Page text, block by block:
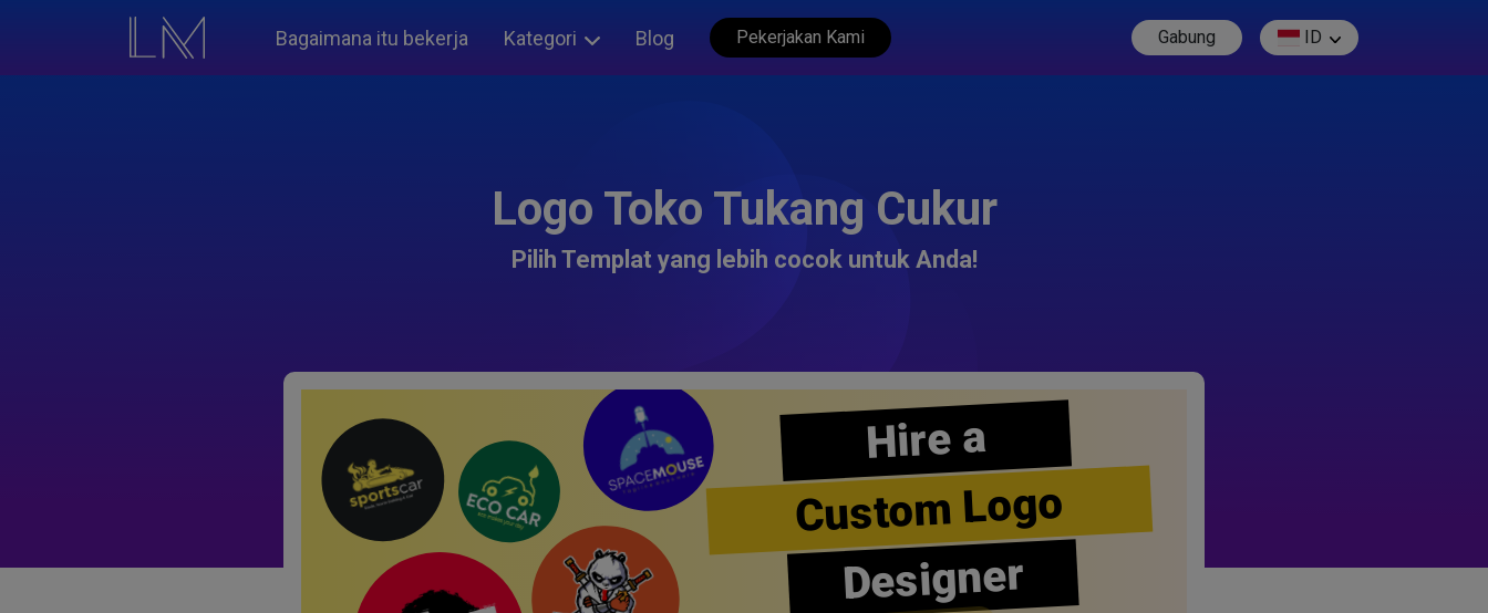
Bagaimana itu bekerja Kategori Blog Pekerjakan Kami Gabung ID
Logo Toko Tukang Cukur
Pilih Templat yang lebih cocok untuk Anda!
Hire a
Custom Logo
Designer